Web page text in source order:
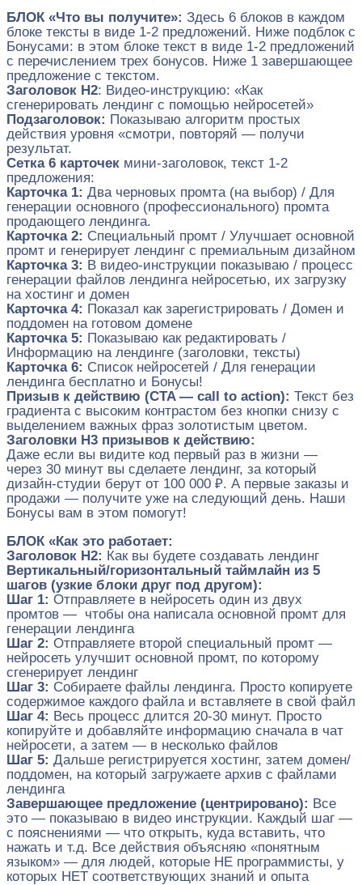
БЛОК «Что вы получите»: Здесь 6 блоков в каждом
блоке тексты в виде 1-2 предложений. Ниже подблок с
Бонусами: в этом блоке текст в виде 1-2 предложений
с перечислением трех бонусов. Ниже 1 завершающее
предложение с текстом.
Заголовок H2: Видео-инструкцию: «Как
сгенерировать лендинг с помощью нейросетей»
Подзаголовок: Показываю алгоритм простых
действия уровня «смотри, повторяй — получи
результат.
Сетка 6 карточек мини-заголовок, текст 1-2
предложения:
Карточка 1: Два черновых промта (на выбор) / Для
генерации основного (профессионального) промта
продающего лендинга.
Карточка 2: Специальный промт / Улучшает основной
промт и генерирует лендинг с премиальным дизайном
Карточка 3: В видео-инструкции показываю / процесс
генерации файлов лендинга нейросетью, их загрузку
на хостинг и домен
Карточка 4: Показал как зарегистрировать / Домен и
поддомен на готовом домене
Карточка 5: Показываю как редактировать /
Информацию на лендинге (заголовки, тексты)
Карточка 6: Список нейросетей / Для генерации
лендинга бесплатно и Бонусы!
Призыв к действию (CTA — call to action): Текст без
градиента с высоким контрастом без кнопки снизу с
выделением важных фраз золотистым цветом.
Заголовки H3 призывов к действию:
Даже если вы видите код первый раз в жизни —
через 30 минут вы сделаете лендинг, за который
дизайн-студии берут от 100 000 ₽. А первые заказы и
продажи — получите уже на следующий день. Наши
Бонусы вам в этом помогут!
БЛОК «Как это работает:
Заголовок H2: Как вы будете создавать лендинг
Вертикальный/горизонтальный таймлайн из 5
шагов (узкие блоки друг под другом):
Шаг 1: Отправляете в нейросеть один из двух
промтов — чтобы она написала основной промт для
генерации лендинга
Шаг 2: Отправляете второй специальный промт —
нейросеть улучшит основной промт, по которому
сгенерирует лендинг
Шаг 3: Собираете файлы лендинга. Просто копируете
содержимое каждого файла и вставляете в свой файл
Шаг 4: Весь процесс длится 20-30 минут. Просто
копируйте и добавляйте информацию сначала в чат
нейросети, а затем — в несколько файлов
Шаг 5: Дальше регистрируется хостинг, затем домен/
поддомен, на который загружаете архив с файлами
лендинга
Завершающее предложение (центрировано): Все
это — показываю в видео инструкции. Каждый шаг —
с пояснениями — что открыть, куда вставить, что
нажать и т.д. Все действия объясняю «понятным
языком» — для людей, которые НЕ программисты, у
которых НЕТ соответствующих знаний и опыта